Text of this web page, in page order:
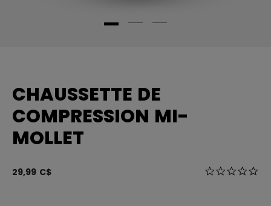
CHAUSSETTE DE
COMPRESSION MI-
MOLLET
29,99 C$ 5 sur 5